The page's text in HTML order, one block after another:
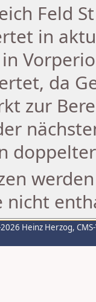
Feld
in
da
zur
nicht
Heinz Herzog,